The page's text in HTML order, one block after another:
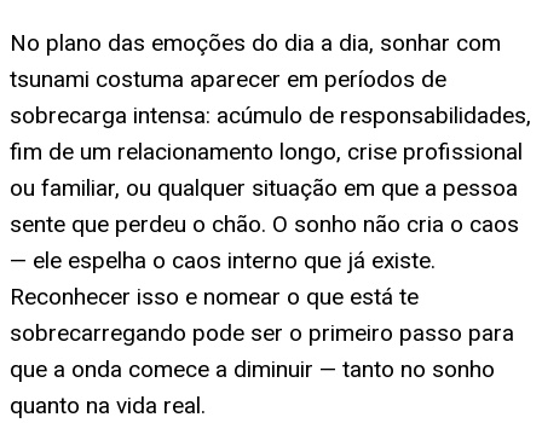
No plano das emoções do dia a dia, sonhar com
tsunami costuma aparecer em períodos de
sobrecarga intensa: acúmulo de responsabilidades,
fim de um relacionamento longo, crise profissional
ou familiar, ou qualquer situação em que a pessoa
sente que perdeu o chão. O sonho não cria o caos
— ele espelha o caos interno que já existe.
Reconhecer isso e nomear o que está te
sobrecarregando pode ser o primeiro passo para
que a onda comece a diminuir — tanto no sonho
quanto na vida real.